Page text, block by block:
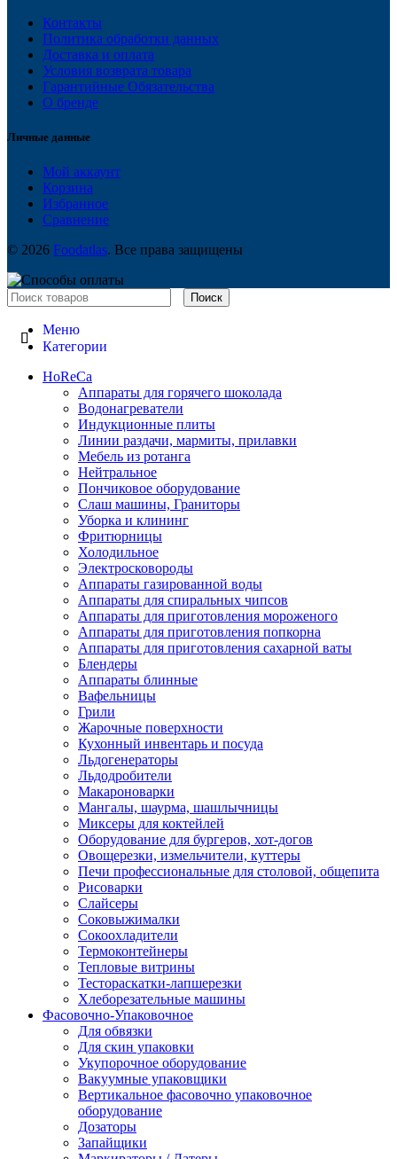
Контакты
Политика обработки данных
Доставка и оплата
Условия возврата товара
Гарантийные Обязательства
О бренде
Личные данные
Мой аккаунт
Корзина
Избранное
Сравнение
© 2026 Foodatlas. Все права защищены
Поиск
Меню
Категории
HoReCa
Аппараты для горячего шоколада
Водонагреватели
Индукционные плиты
Линии раздачи, мармиты, прилавки
Мебель из ротанга
Нейтральное
Пончиковое оборудование
Слаш машины, Граниторы
Уборка и клининг
Фритюрницы
Холодильное
Электросковороды
Аппараты газированной воды
Аппараты для спиральных чипсов
Аппараты для приготовления мороженого
Аппараты для приготовления попкорна
Аппараты для приготовления сахарной ваты
Блендеры
Аппараты блинные
Вафельницы
Грили
Жарочные поверхности
Кухонный инвентарь и посуда
Льдогенераторы
Льдодробители
Макароноварки
Мангалы, шаурма, шашлычницы
Миксеры для коктейлей
Оборудование для бургеров, хот-догов
Овощерезки, измельчители, куттеры
Печи профессиональные для столовой, общепита
Рисоварки
Слайсеры
Соковыжималки
Сокоохладители
Термоконтейнеры
Тепловые витрины
Тестораскатки-лапшерезки
Хлеборезательные машины
Фасовочно-Упаковочное
Для обвязки
Для скин упаковки
Укупорочное оборудование
Вакуумные упаковщики
Вертикальное фасовочно упаковочное
оборудование
Дозаторы
Запайщики